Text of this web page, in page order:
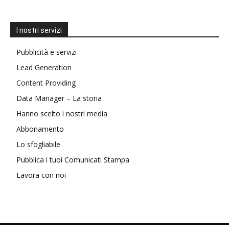
I nostri servizi
Pubblicità e servizi
Lead Generation
Content Providing
Data Manager – La storia
Hanno scelto i nostri media
Abbonamento
Lo sfogliabile
Pubblica i tuoi Comunicati Stampa
Lavora con noi